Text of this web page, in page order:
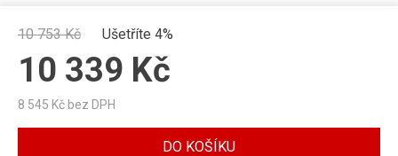
10 753Kč Ušetříte 4%
10 339 Kč
8 545 Kč bez DPH
DO KOŠÍKU